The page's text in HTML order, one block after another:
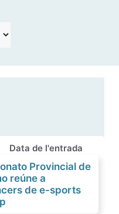
Data de l'entrada
Provincial de
reúne a
de e-sports